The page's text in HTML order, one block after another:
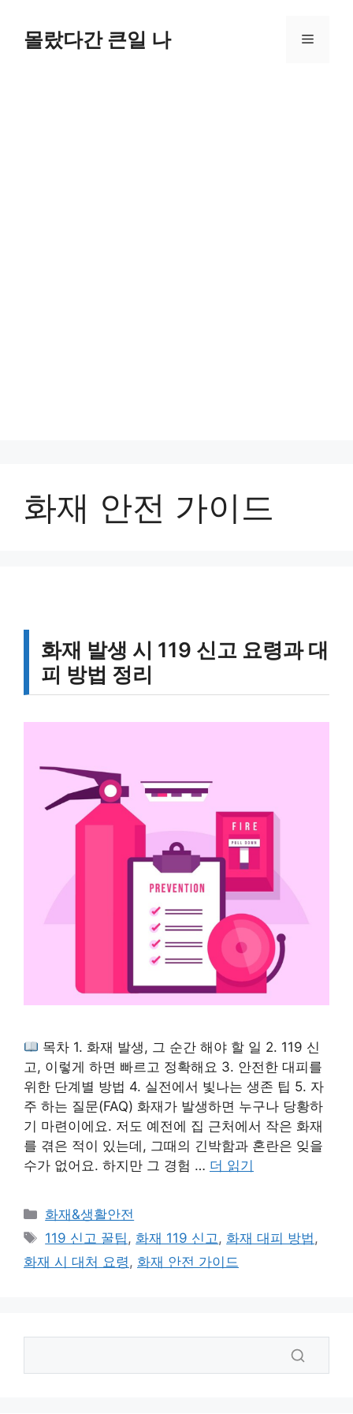
몰랐다간 큰일 나 메
화재 안전 가이드
화재 발생 시 119 신고 요령과 대
피 방법 정리
목차 1. 화재 발생, 그 순간 해야 할 일 2. 119 신
고, 이렇게 하면 빠르고 정확해요 3. 안전한 대피를
위한 단계별 방법 4. 실전에서 빛나는 생존 팁 5. 자
주 하는 질문(FAQ) 화재가 발생하면 누구나 당황하
기 마련이에요. 저도 예전에 집 근처에서 작은 화재
를 겪은 적이 있는데, 그때의 긴박함과 혼란은 잊을
수가 없어요. 하지만 그 경험 … 더 읽기
카
테
리
화재&생활안전
태
그
119 신고 꿀팁, 화재 119 신고, 화재 대피 방법,
화재 시 대처 요령, 화재 안전 가이드